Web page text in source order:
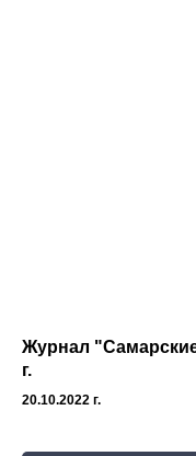
Журнал
г.
20.10.2022 г.